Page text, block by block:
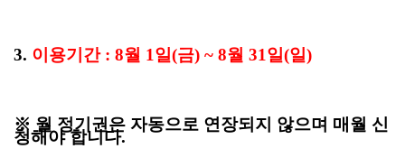
3. 이용기간 : 8월 1일(금) ~ 8월 31일(일)
※ 월 정기권은 자동으로 연장되지 않으며 매월 신
청해야 합니다.